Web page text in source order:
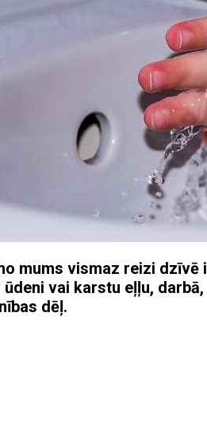
mums vismaz reizi
vai karstu eļļu,
dēļ.